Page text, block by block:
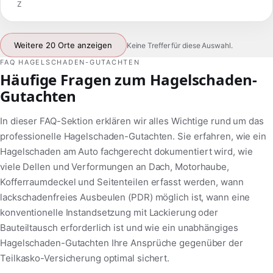
Z
Weitere 20 Orte anzeigen Keine Treffer für diese Auswahl.
FAQ HAGELSCHADEN-GUTACHTEN
Häufige Fragen zum Hagelschaden-
Gutachten
In dieser FAQ-Sektion erklären wir alles Wichtige rund um das
professionelle Hagelschaden-Gutachten. Sie erfahren, wie ein
Hagelschaden am Auto fachgerecht dokumentiert wird, wie
viele Dellen und Verformungen an Dach, Motorhaube,
Kofferraumdeckel und Seitenteilen erfasst werden, wann
lackschadenfreies Ausbeulen (PDR) möglich ist, wann eine
konventionelle Instandsetzung mit Lackierung oder
Bauteiltausch erforderlich ist und wie ein unabhängiges
Hagelschaden-Gutachten Ihre Ansprüche gegenüber der
Teilkasko-Versicherung optimal sichert.